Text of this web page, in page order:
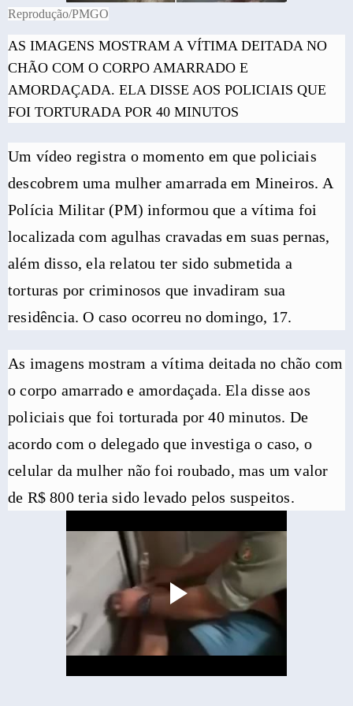
Reprodução/PMGO
AS IMAGENS MOSTRAM A VÍTIMA DEITADA NO
CHÃO COM O CORPO AMARRADO E
AMORDAÇADA. ELA DISSE AOS POLICIAIS QUE
FOI TORTURADA POR 40 MINUTOS
Um vídeo registra o momento em que policiais
descobrem uma mulher amarrada em Mineiros. A
Polícia Militar (PM) informou que a vítima foi
localizada com agulhas cravadas em suas pernas,
além disso, ela relatou ter sido submetida a
torturas por criminosos que invadiram sua
residência. O caso ocorreu no domingo, 17.
As imagens mostram a vítima deitada no chão com
o corpo amarrado e amordaçada. Ela disse aos
policiais que foi torturada por 40 minutos. De
acordo com o delegado que investiga o caso, o
celular da mulher não foi roubado, mas um valor
de R$ 800 teria sido levado pelos suspeitos.